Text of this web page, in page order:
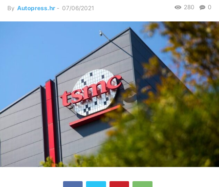
By Autopress.hr - 07/06/2021 0
280